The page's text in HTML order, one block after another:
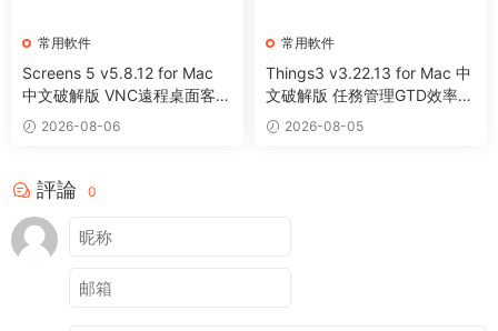
常用軟件
Screens 5 v5.8.12 for Mac
中文破解版 VNC遠程桌面客戶
端應用程序
2026-08-06
常用軟件
Things3 v3.22.13 for Mac 中
文破解版 任務管理GTD效率工
具 2026-08-05
評論 0